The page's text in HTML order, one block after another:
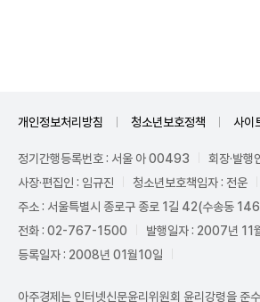
개인정보처리방침 청소년보호정책 사이
정기간행등록번호 : 서울 아 00493
회장·발행
사장·편집인 : 임규진
청소년보호책임자 : 전운
주소 : 서울특별시 종로구 종로 1길 42(수송동
전화 : 02-767-1500
발행일자 : 2007년 11
등록일자 : 2008년 01월10일
아주경제는 인터넷신문윤리위원회 윤리강령을 준